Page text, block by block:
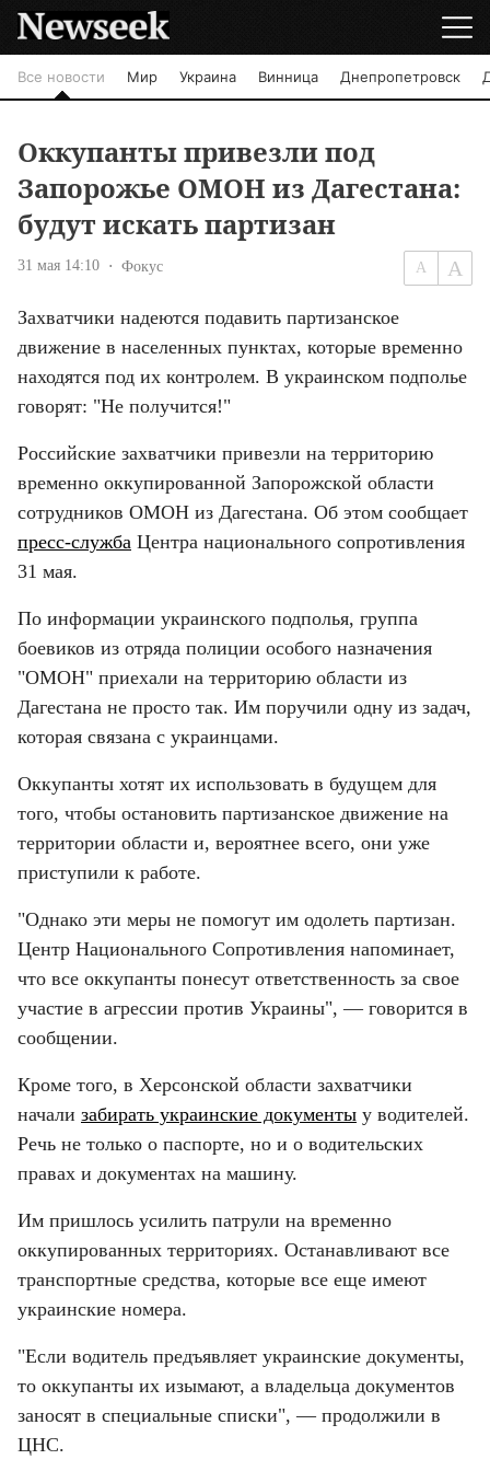
Все новости Мир Украина Винница Днепропетровск
Оккупанты привезли под
Запорожье ОМОН из Дагестана:
будут искать партизан
31 мая 14:10 Фокус
Захватчики надеются подавить партизанское
движение в населенных пунктах, которые временно
находятся под их контролем. В украинском подполье
говорят: "Не получится!"
Российские захватчики привезли на территорию
временно оккупированной Запорожской области
пресс-служба Центра национального сопротивления
31 мая.
По информации украинского подполья, группа
боевиков из отряда полиции особого назначения
"ОМОН" приехали на территорию области из
Дагестана не просто так. Им поручили одну из задач,
которая связана с украинцами.
Оккупанты хотят их использовать в будущем для
того, чтобы остановить партизанское движение на
территории области и, вероятнее всего, они уже
приступили к работе.
"Однако эти меры не помогут им одолеть партизан.
Центр Национального Сопротивления напоминает,
что все оккупанты понесут ответственность за свое
участие в агрессии против Украины", — говорится в
сообщении.
Кроме того, в Херсонской области захватчики
начали забирать украинские документы у водителей.
Речь не только о паспорте, но и о водительских
правах и документах на машину.
Им пришлось усилить патрули на временно
оккупированных территориях. Останавливают все
транспортные средства, которые все еще имеют
украинские номера.
"Если водитель предъявляет украинские документы,
то оккупанты их изымают, а владельца документов
заносят в специальные списки", — продолжили в
ЦНС.